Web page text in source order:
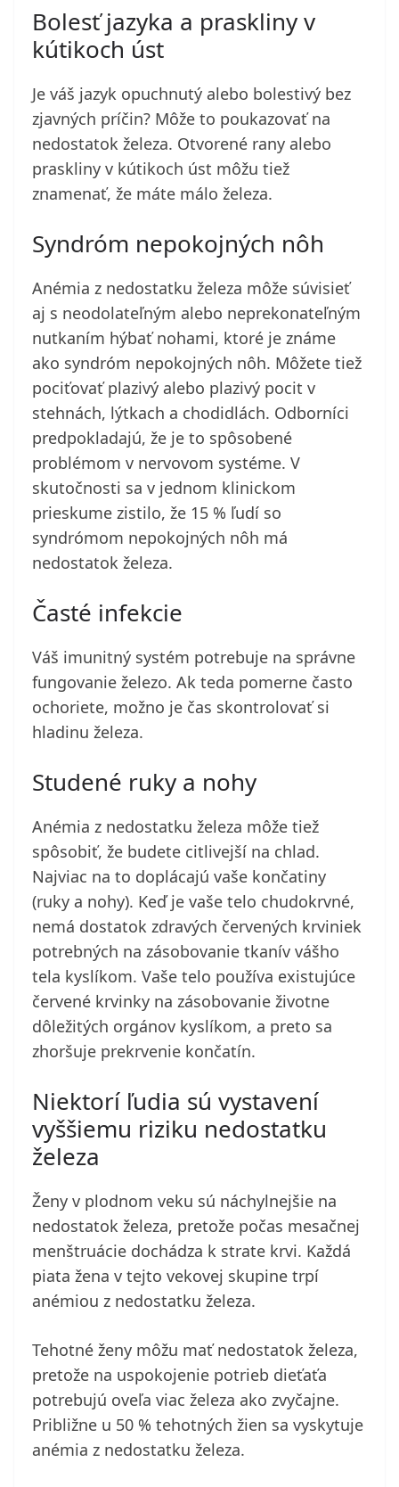
Bolesť jazyka a praskliny v
kútikoch úst
Je váš jazyk opuchnutý alebo bolestivý bez
zjavných príčin? Môže to poukazovať na
nedostatok železa. Otvorené rany alebo
praskliny v kútikoch úst môžu tiež
znamenať, že máte málo železa.
Syndróm nepokojných nôh
Anémia z nedostatku železa môže súvisieť
aj s neodolateľným alebo neprekonateľným
nutkaním hýbať nohami, ktoré je známe
ako syndróm nepokojných nôh. Môžete tiež
pociťovať plazivý alebo plazivý pocit v
stehnách, lýtkach a chodidlách. Odborníci
predpokladajú, že je to spôsobené
problémom v nervovom systéme. V
skutočnosti sa v jednom klinickom
prieskume zistilo, že 15 % ľudí so
syndrómom nepokojných nôh má
nedostatok železa.
Časté infekcie
Váš imunitný systém potrebuje na správne
fungovanie železo. Ak teda pomerne často
ochoriete, možno je čas skontrolovať si
hladinu železa.
Studené ruky a nohy
Anémia z nedostatku železa môže tiež
spôsobiť, že budete citlivejší na chlad.
Najviac na to doplácajú vaše končatiny
(ruky a nohy). Keď je vaše telo chudokrvné,
nemá dostatok zdravých červených krviniek
potrebných na zásobovanie tkanív vášho
tela kyslíkom. Vaše telo používa existujúce
červené krvinky na zásobovanie životne
dôležitých orgánov kyslíkom, a preto sa
zhoršuje prekrvenie končatín.
Niektorí ľudia sú vystavení
vyššiemu riziku nedostatku
železa
Ženy v plodnom veku sú náchylnejšie na
nedostatok železa, pretože počas mesačnej
menštruácie dochádza k strate krvi. Každá
piata žena v tejto vekovej skupine trpí
anémiou z nedostatku železa.
Tehotné ženy môžu mať nedostatok železa,
pretože na uspokojenie potrieb dieťaťa
potrebujú oveľa viac železa ako zvyčajne.
Približne u 50 % tehotných žien sa vyskytuje
anémia z nedostatku železa.